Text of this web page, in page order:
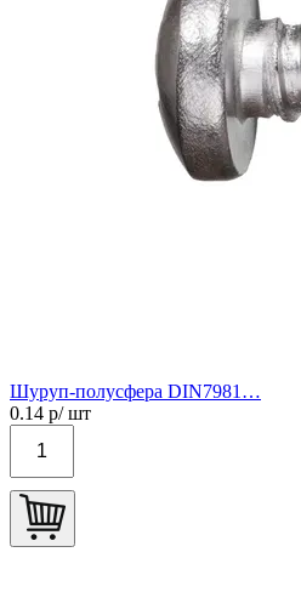
Шуруп-полусфера DIN7981…
0.14 р/ шт